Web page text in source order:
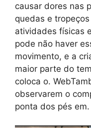
causar dores nas
quedas e
atividades físicas
pode não haver
movimento, e a
maior parte do
coloca o.
observarem o
ponta dos pés em.